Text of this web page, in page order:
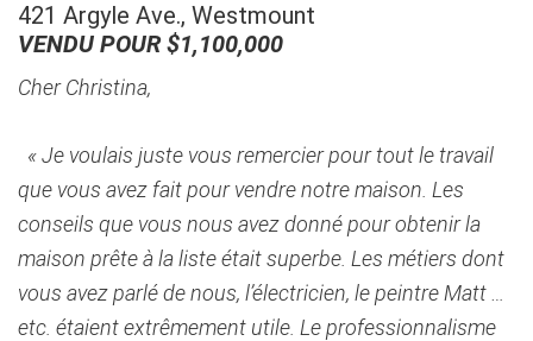
421 Argyle Ave., Westmount
VENDU POUR $1,100,000
Cher Christina,
« Je voulais juste vous remercier pour tout le travail
que vous avez fait pour vendre notre maison. Les
conseils que vous nous avez donné pour obtenir la
maison prête à la liste était superbe. Les métiers dont
vous avez parlé de nous, l’électricien, le peintre Matt …
etc. étaient extrêmement utile. Le professionnalisme